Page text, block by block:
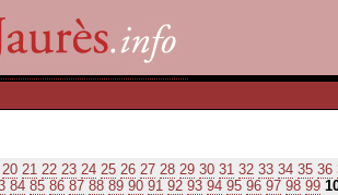
20 21 22 23 24 25 26 27 28 29 30 31 32 33 34 35 36
84 85 86 87 88 89 90 91 92 93 94 95 96 97 98 99